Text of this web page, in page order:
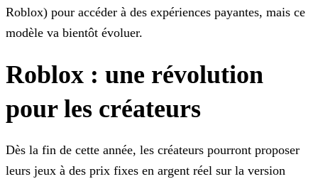
Roblox) pour accéder à des expériences payantes, mais ce
modèle va bientôt évoluer.
Roblox : une révolution
pour les créateurs
Dès la fin de cette année, les créateurs pourront proposer
leurs jeux à des prix fixes en argent réel sur la version